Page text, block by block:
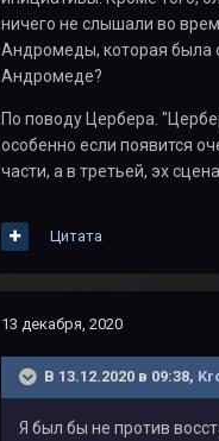
ничего не слышали во
Андромеды, которая была
Андромеде?
По поводу Цербера.
особенно если появится
части, а в третьей, эх
Цитата
13 декабря, 2020
В 13.12.2020 в 09:38,
Я был бы не против